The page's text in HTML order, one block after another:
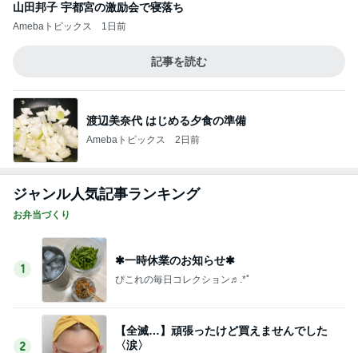
山田邦子 宇都宮の激励会で寝落ち
Amebaトピックス 1日前
記事を読む
渡辺美奈代 はじめる夕食の準備
Amebaトピックス 2日前
ジャンル人気記事ランキング
お弁当づくり
1
✱一時休業のお知らせ✱
ぴこれの毎日コレクション♬.*ﾟ
2
【全滅…】頑張ったけど買えませんでした
〈涙〉